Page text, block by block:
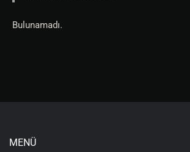
Bulunamadı.
MENÜ